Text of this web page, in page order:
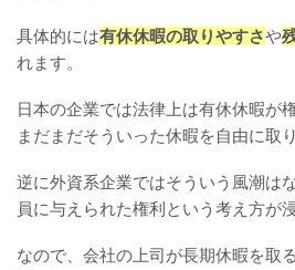
具体的には有休休暇の取りやすさや
れます。
日本の企業では法律上は有休休暇が
まだまだそういった休暇を自由に取
逆に外資系企業ではそういう風潮は
員に与えられた権利という考え方が
なので、会社の上司が長期休暇を取